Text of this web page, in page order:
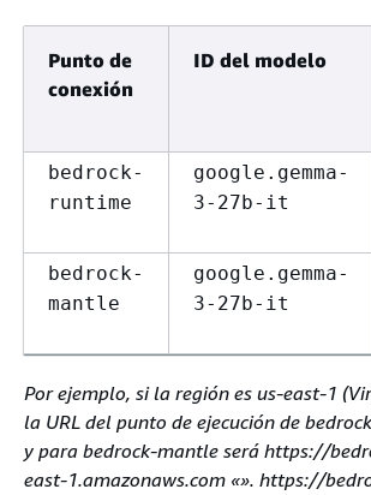
Punto de
conexión
ID del modelo
bedrock-
runtime
google.gemma-
3-27b-it
bedrock-
mantle
google.gemma-
3-27b-it
Por ejemplo, si la región es us-east-1
la URL del punto de ejecución de
y para bedrock-mantle será https://
east-1.amazonaws.com «». https://